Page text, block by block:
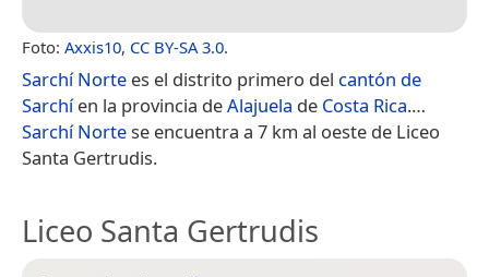
Foto: Axxis10, CC BY-SA 3.0.
Sarchí Norte es el distrito primero del cantón de
Sarchíen la provincia deAlajuela de Costa Rica.​​…
Sarchí Nortese encuentra a 7 km al oeste de Liceo
Santa Gertrudis.
Liceo Santa Gertrudis